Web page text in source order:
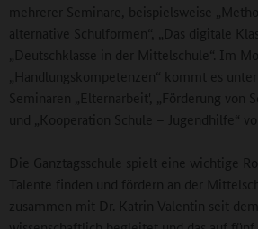
mehrerer Seminare, beispielsweise
alternative Schulformen“, „Das digitale
„Deutschklasse in der Mittelschule“. Im
„Handlungskompetenzen“ kommt es
Seminaren „Elternarbeit', „Förderung von
und „Kooperation Schule – Jugendhilfe“ vor.
Die Ganztagsschule spielt eine wichtige
Talente finden und fördern an der
zusammen mit Dr. Katrin Valentin seit